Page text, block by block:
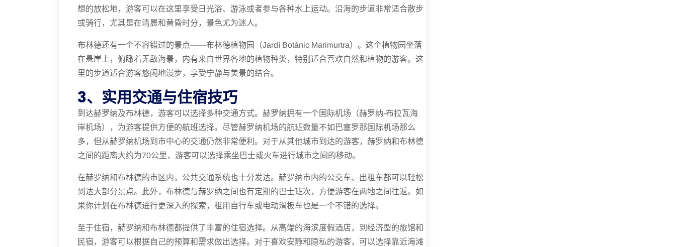
想的放松地，游客可以在这里享受日光浴、游泳或者参与各种水上运动。沿海的步道非常适合散步
或骑行，尤其是在清晨和黄昏时分，景色尤为迷人。
布林德还有一个不容错过的景点——布林德植物园（Jardí Botànic Marimurtra）。这个植物园坐落
在悬崖上，俯瞰着无敌海景，内有来自世界各地的植物种类，特别适合喜欢自然和植物的游客。这
里的步道适合游客悠闲地漫步，享受宁静与美景的结合。
3、实用交通与住宿技巧
到达赫罗纳及布林德，游客可以选择多种交通方式。赫罗纳拥有一个国际机场（赫罗纳-布拉瓦海
岸机场），为游客提供方便的航班选择。尽管赫罗纳机场的航班数量不如巴塞罗那国际机场那么
多，但从赫罗纳机场到市中心的交通仍然非常便利。对于从其他城市到达的游客，赫罗纳和布林德
之间的距离大约为70公里，游客可以选择乘坐巴士或火车进行城市之间的移动。
在赫罗纳和布林德的市区内，公共交通系统也十分发达。赫罗纳市内的公交车、出租车都可以轻松
到达大部分景点。此外，布林德与赫罗纳之间也有定期的巴士班次，方便游客在两地之间往返。如
果你计划在布林德进行更深入的探索，租用自行车或电动滑板车也是一个不错的选择。
至于住宿，赫罗纳和布林德都提供了丰富的住宿选择。从高端的海滨度假酒店，到经济型的旅馆和
民宿，游客可以根据自己的预算和需求做出选择。对于喜欢安静和隐私的游客，可以选择靠近海滩